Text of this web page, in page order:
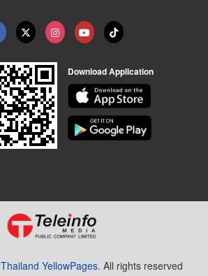
Download Application
Thailand YellowPages. All rights reserved